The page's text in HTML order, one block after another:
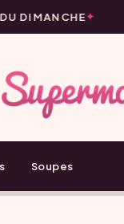
DIMANCHE
Soupes